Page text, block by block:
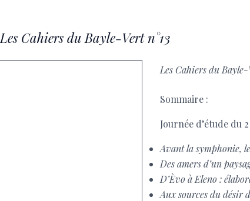
Les Cahiers du Bayle-Vert n°13
Les Cahiers du Bayle-
Sommaire :
Journée d’étude du
Avant la symphonie,
Des amers d’un
D’Èvo à Eleno :
Aux sources du désir